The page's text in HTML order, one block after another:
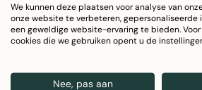
We kunnen deze plaatsen voor analyse van
onze website te verbeteren, gepersonaliseerde
een geweldige website-ervaring te bieden.
cookies die we gebruiken opent u de
Nee, pas aan